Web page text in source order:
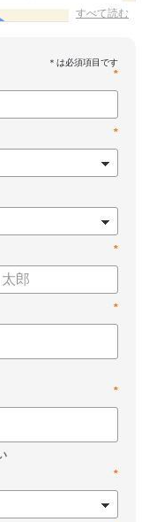
すべて読む
*
*
*
*
*
*